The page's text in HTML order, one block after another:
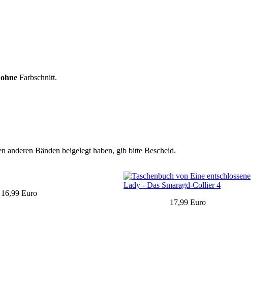
ohne Farbschnitt.
anderen Bänden beigelegt haben, gib bitte Bescheid.
16,99 Euro
17,99 Euro